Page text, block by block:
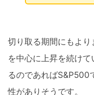
切り取る期間にもよ
を中心に上昇を続け
るのであればS&P500
性がありそうです。